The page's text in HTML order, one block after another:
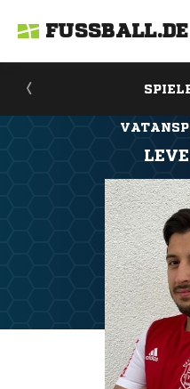
FUSSBALL.DE